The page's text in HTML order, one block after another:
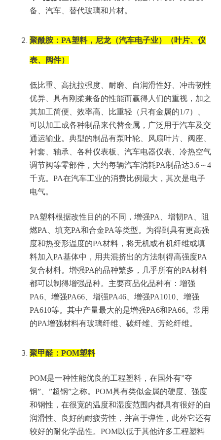
备、汽车、替代玻璃和片材。
聚酰胺：PA塑料，尼龙（汽车电子业）（叶片、仪
表、阀件）
低比重、高抗拉强度、耐磨、自润滑性好、冲击韧性
优异、具有刚柔兼备的性能而赢得人们的重视，加之
其加工简便、效率高、比重轻（只有金属的1/7）、
可以加工成各种制品来代替金属，广泛用于汽车及交
通运输业。典型的制品有泵叶轮、风扇叶片、阀座、
衬套、轴承、各种仪表板、汽车电器仪表、冷热空气
调节阀等零部件，大约每辆汽车消耗PA制品达3.6～4
千克。PA在汽车工业的消费比例最大，其次是电子
电气。
PA塑料根据改性目的的不同，增强PA、增韧PA、阻
燃PA、填充PA和合金PA等类型。为得到具有更高强
度和热变形温度的PA材料，将无机或有机纤维或填
料加入PA基体中，用共混挤出的方法制得高强度PA
复合材料。增强PA的品种繁多，几乎所有的PA材料
都可以制得增强品种。主要商品化品种有：增强
PA6、增强PA66、增强PA46、增强PA1010、增强
PA610等。其中产量最大的是增强PA6和PA66。常用
的PA增强材料有玻璃纤维、碳纤维、芳纶纤维。
聚甲醛：POM塑料
POM是一种性能优良的工程塑料，在国外有”夺
钢”、”超钢”之称。POM具有类似金属的硬度、强度
和钢性，在很宽的温度和湿度范围内都具有很好的自
润滑性、良好的耐疲劳性，并富于弹性，此外它还有
较好的耐化学品性。POM以低于其他许多工程塑料